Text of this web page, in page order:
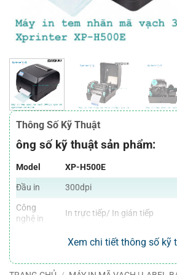
Thông Số Kỹ Thuật
ông số kỹ thuật sản phẩm:
Model
XP-H500E
Đầu in
300dpi
Công
nghệ in
In trực tiếp/ In gián tiếp
127mm/s (5”/s)
ngang
108mm (4.25”) Chiều ngang
Xem chi tiết thông số kỹ